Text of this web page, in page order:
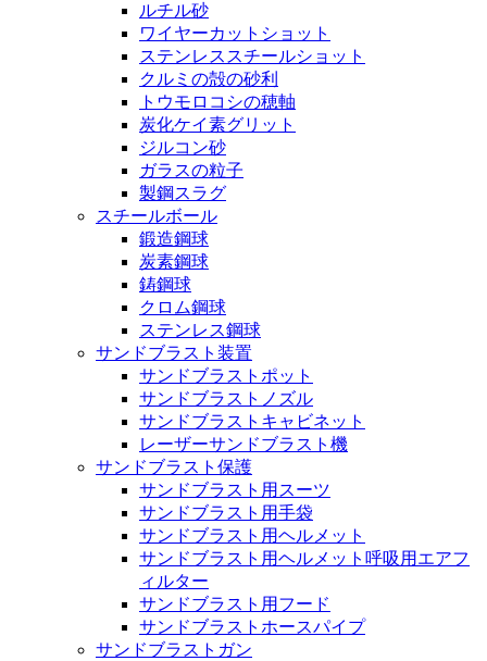
ルチル砂
ワイヤーカットショット
ステンレススチールショット
クルミの殻の砂利
トウモロコシの穂軸
炭化ケイ素グリット
ジルコン砂
ガラスの粒子
製鋼スラグ
スチールボール
鍛造鋼球
炭素鋼球
鋳鋼球
クロム鋼球
ステンレス鋼球
サンドブラスト装置
サンドブラストポット
サンドブラストノズル
サンドブラストキャビネット
レーザーサンドブラスト機
サンドブラスト保護
サンドブラスト用スーツ
サンドブラスト用手袋
サンドブラスト用ヘルメット
サンドブラスト用ヘルメット呼吸用エアフ
ィルター
サンドブラスト用フード
サンドブラストホースパイプ
サンドブラストガン